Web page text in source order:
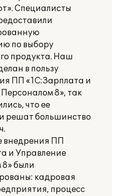
Специалисты
по выбору
продукта. Наш
в пользу
ПП «1С:Зарплата и
8», так
что ее
решат большинство
внедрения ПП
и Управление
были
кадровая
процесс